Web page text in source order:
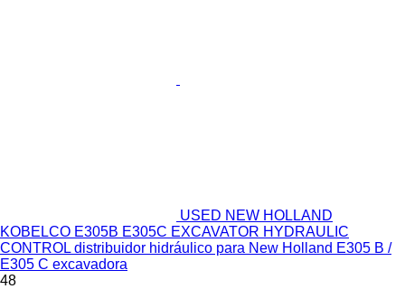
USED NEW HOLLAND
KOBELCO E305B E305C EXCAVATOR HYDRAULIC
CONTROL distribuidor hidráulico para New Holland E305 B /
E305 C excavadora
48